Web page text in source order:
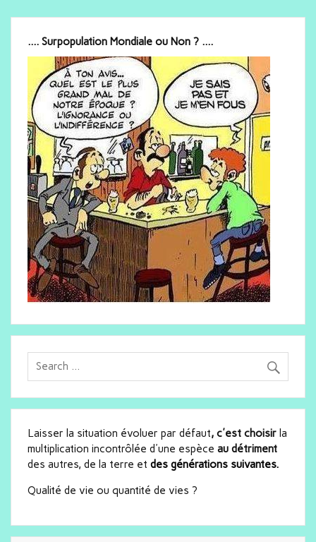
.... Surpopulation Mondiale ou Non ? ....
Laisser la situation évoluer par défaut, c'est choisirla
multiplication incontrôlée d'une espèce au détriment
des autres, de la terre et des générations suivantes.
Qualité de vie ou quantité de vies ?